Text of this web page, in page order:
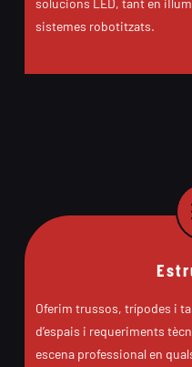
sistemes robotitzats.
Oferim trussos, trípodes i
d’espais i requeriments
escena professional en